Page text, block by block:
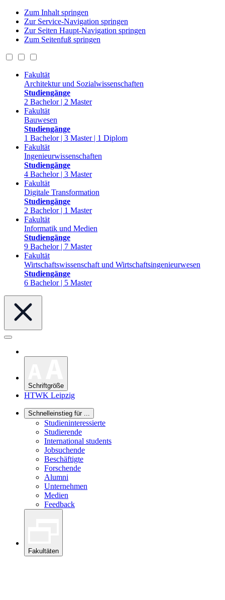
Zum Inhalt springen
Zur Service-Navigation springen
Zur Seiten Haupt-Navigation springen
Zum Seitenfuß springen
Fakultät
Architektur und Sozialwissenschaften
Studiengänge
2 Bachelor | 2 Master
Fakultät
Bauwesen
Studiengänge
1 Bachelor | 3 Master | 1 Diplom
Fakultät
Ingenieurwissenschaften
Studiengänge
4 Bachelor | 3 Master
Fakultät
Digitale Transformation
Studiengänge
2 Bachelor | 1 Master
Fakultät
Informatik und Medien
Studiengänge
9 Bachelor | 7 Master
Fakultät
Wirtschaftswissenschaft und Wirtschaftsingenieurwesen
Studiengänge
6 Bachelor | 5 Master
Schriftgröße
HTWK Leipzig
Schnelleinstieg für ...
Studieninteressierte
Studierende
International students
Jobsuchende
Beschäftigte
Forschende
Alumni
Unternehmen
Medien
Feedback
Fakultäten